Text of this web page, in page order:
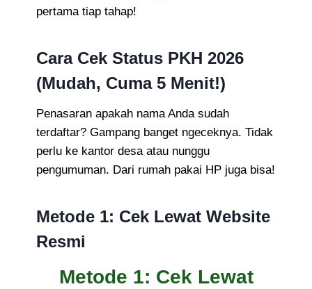
pertama tiap tahap!
Cara Cek Status PKH 2026
(Mudah, Cuma 5 Menit!)
Penasaran apakah nama Anda sudah
terdaftar? Gampang banget ngeceknya. Tidak
perlu ke kantor desa atau nunggu
pengumuman. Dari rumah pakai HP juga bisa!
Metode 1: Cek Lewat Website
Resmi
Metode 1: Cek Lewat